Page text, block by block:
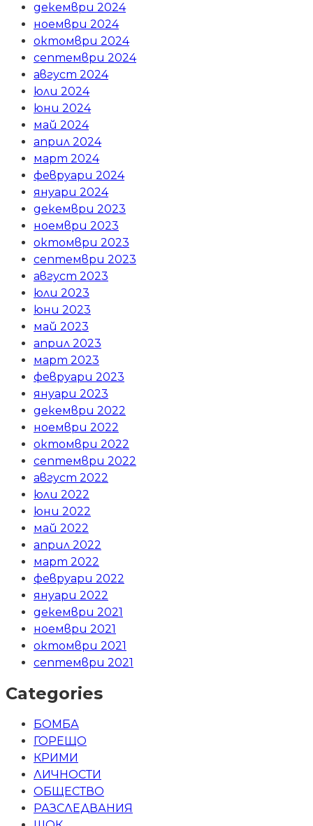
декември 2024
ноември 2024
октомври 2024
септември 2024
август 2024
юли 2024
юни 2024
май 2024
април 2024
март 2024
февруари 2024
януари 2024
декември 2023
ноември 2023
октомври 2023
септември 2023
август 2023
юли 2023
юни 2023
май 2023
април 2023
март 2023
февруари 2023
януари 2023
декември 2022
ноември 2022
октомври 2022
септември 2022
август 2022
юли 2022
юни 2022
май 2022
април 2022
март 2022
февруари 2022
януари 2022
декември 2021
ноември 2021
октомври 2021
септември 2021
Categories
БОМБА
ГОРЕЩО
КРИМИ
ЛИЧНОСТИ
ОБЩЕСТВО
РАЗСЛЕДВАНИЯ